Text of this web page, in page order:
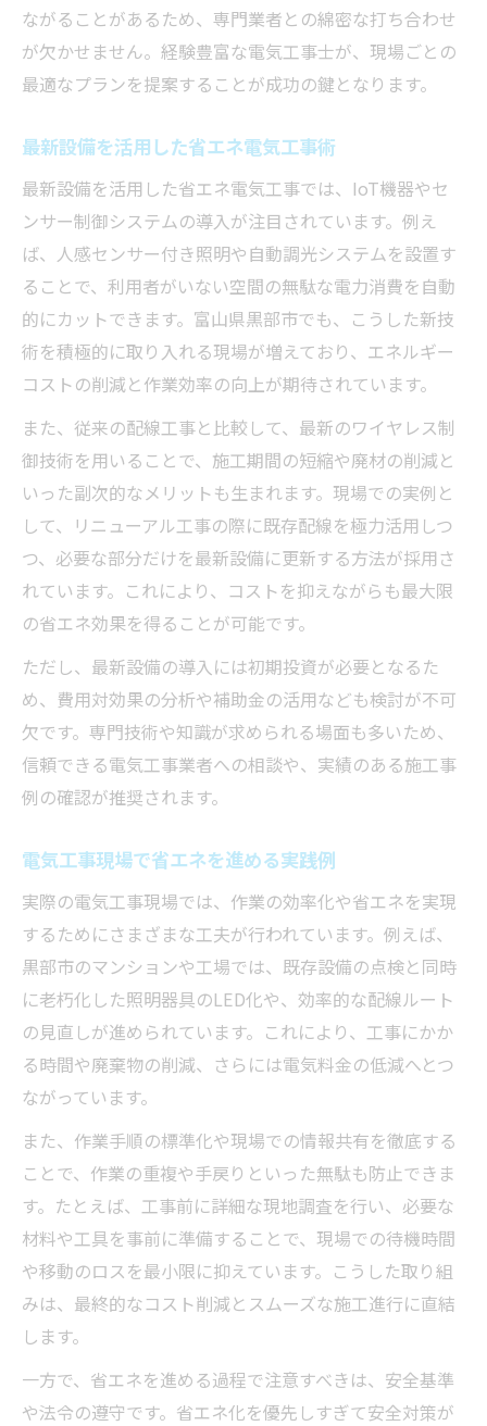
ながることがあるため、専門業者との綿密な打ち合わせ
が欠かせません。経験豊富な電気工事士が、現場ごとの
最適なプランを提案することが成功の鍵となります。
最新設備を活用した省エネ電気工事術
最新設備を活用した省エネ電気工事では、IoT機器やセ
ンサー制御システムの導入が注目されています。例え
ば、人感センサー付き照明や自動調光システムを設置す
ることで、利用者がいない空間の無駄な電力消費を自動
的にカットできます。富山県黒部市でも、こうした新技
術を積極的に取り入れる現場が増えており、エネルギー
コストの削減と作業効率の向上が期待されています。
また、従来の配線工事と比較して、最新のワイヤレス制
御技術を用いることで、施工期間の短縮や廃材の削減と
いった副次的なメリットも生まれます。現場での実例と
して、リニューアル工事の際に既存配線を極力活用しつ
つ、必要な部分だけを最新設備に更新する方法が採用さ
れています。これにより、コストを抑えながらも最大限
の省エネ効果を得ることが可能です。
ただし、最新設備の導入には初期投資が必要となるた
め、費用対効果の分析や補助金の活用なども検討が不可
欠です。専門技術や知識が求められる場面も多いため、
信頼できる電気工事業者への相談や、実績のある施工事
例の確認が推奨されます。
電気工事現場で省エネを進める実践例
実際の電気工事現場では、作業の効率化や省エネを実現
するためにさまざまな工夫が行われています。例えば、
黒部市のマンションや工場では、既存設備の点検と同時
に老朽化した照明器具のLED化や、効率的な配線ルート
の見直しが進められています。これにより、工事にかか
る時間や廃棄物の削減、さらには電気料金の低減へとつ
ながっています。
また、作業手順の標準化や現場での情報共有を徹底する
ことで、作業の重複や手戻りといった無駄も防止できま
す。たとえば、工事前に詳細な現地調査を行い、必要な
材料や工具を事前に準備することで、現場での待機時間
や移動のロスを最小限に抑えています。こうした取り組
みは、最終的なコスト削減とスムーズな施工進行に直結
します。
一方で、省エネを進める過程で注意すべきは、安全基準
や法令の遵守です。省エネ化を優先しすぎて安全対策が